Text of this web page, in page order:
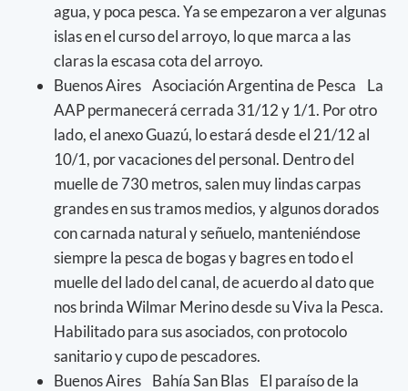
agua, y poca pesca. Ya se empezaron a ver algunas
islas en el curso del arroyo, lo que marca a las
claras la escasa cota del arroyo.
Buenos Aires Asociación Argentina de Pesca La
AAP permanecerá cerrada 31/12 y 1/1. Por otro
lado, el anexo Guazú, lo estará desde el 21/12 al
10/1, por vacaciones del personal. Dentro del
muelle de 730 metros, salen muy lindas carpas
grandes en sus tramos medios, y algunos dorados
con carnada natural y señuelo, manteniéndose
siempre la pesca de bogas y bagres en todo el
muelle del lado del canal, de acuerdo al dato que
nos brinda Wilmar Merino desde su Viva la Pesca.
Habilitado para sus asociados, con protocolo
sanitario y cupo de pescadores.
Buenos Aires Bahía San Blas El paraíso de la